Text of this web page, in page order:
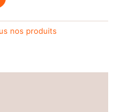
nos produits